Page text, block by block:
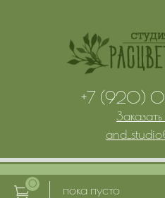
+7 (920)
and_studio
0 пока пусто